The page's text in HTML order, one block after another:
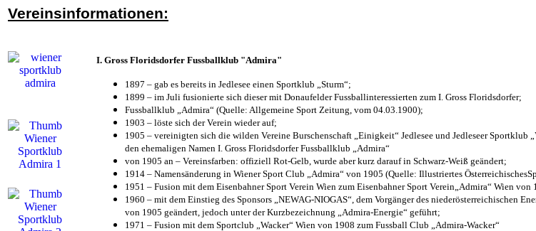
Vereinsinformationen:
I. Gross Floridsdorfer Fussballklub "Admira"
1897 – gab es bereits in Jedlesee einen Sportklub „Sturm“;
1899 – im Juli fusionierte sich dieser mit Donaufelder Fussballinteressierten zum I. Gross Floridsdorfer;
Fussballklub „Admira“ (Quelle: Allgemeine Sport Zeitung, vom 04.03.1900);
1903 – löste sich der Verein wieder auf;
1905 – vereinigten sich die wilden Vereine Burschenschaft „Einigkeit“ Jedlesee und Jedleseer Sportklub
den ehemaligen Namen I. Gross Floridsdorfer Fussballklub „Admira“
von 1905 an – Vereinsfarben: offiziell Rot-Gelb, wurde aber kurz darauf in Schwarz-Weiß geändert;
1914 – Namensänderung in Wiener Sport Club „Admira“ von 1905 (Quelle: Illustriertes
1951 – Fusion mit dem Eisenbahner Sport Verein Wien zum Eisenbahner Sport Verein„Admira“ Wien von
1960 – mit dem Einstieg des Sponsors „NEWAG-NIOGAS“, dem Vorgänger des niederösterreichischen
von 1905 geändert, jedoch unter der Kurzbezeichnung „Admira-Energie“ geführt;
1971 – Fusion mit dem Sportclub „Wacker“ Wien von 1908 zum Fussball Club „Admira-Wacker“